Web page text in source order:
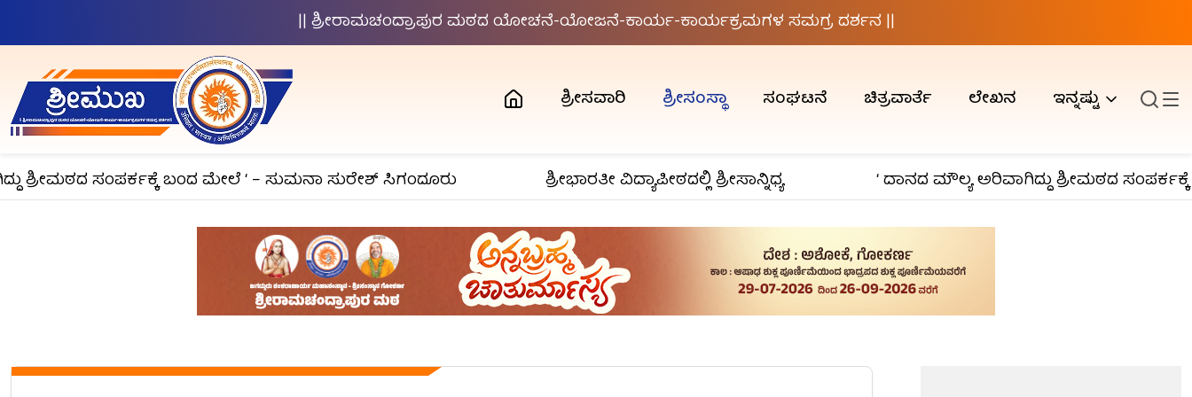
|| ಶ್ರೀರಾಮಚಂದ್ರಾಪುರ ಮಠದ ಯೋಚನೆ-ಯೋಜನೆ-ಕಾರ್ಯ-ಕಾರ್ಯಕ್ರಮಗಳ ಸಮಗ್ರ ದರ್ಶನ ||
ಶ್ರೀಸವಾರಿ ಶ್ರೀಸಂಸ್ಥಾ ಸಂಘಟನೆ ಚಿತ್ರವಾರ್ತೆ ಲೇಖನ ಇನ್ನಷ್ಟು
ಸಂಪರ್ಕಕ್ಕೆ ಬಂದ ಮೇಲೆ ‘ – ಸುಮನಾ ಸುರೇಶ್ ಸಿಗಂದೂರು ಶ್ರೀಭಾರತೀ ವಿದ್ಯಾಪೀಠದಲ್ಲಿ ಶ್ರೀಸಾನ್ನಿಧ್ಯ ‘ ದಾನದ ಮೌಲ್ಯ ಅರಿವಾಗಿದ್ದು ಶ್ರೀಮಠದ ಸಂಪರ್ಕಕ್ಕೆ